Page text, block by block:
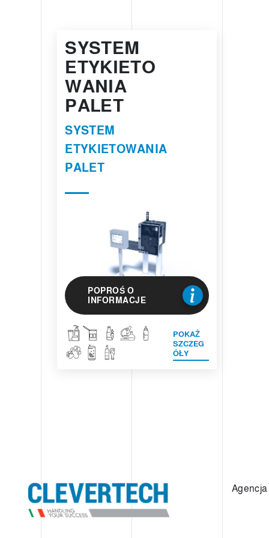
SYSTEM
ETYKIETO
WANIA
PALET
SYSTEM
ETYKIETOWANIA
PALET
POPROŚ O
INFORMACJE
POKAŻ
SZCZEG
ÓŁY
Agencja